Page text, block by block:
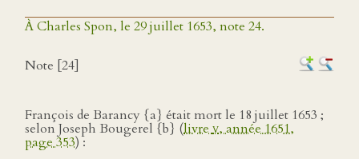
À Charles Spon, le 29 juillet 1653, note 24.
Note [24]
François de Barancy {a} était mort le 18 juillet 1653 ;
selon Joseph Bougerel {b} (livrev, année 1651,
page 353) :